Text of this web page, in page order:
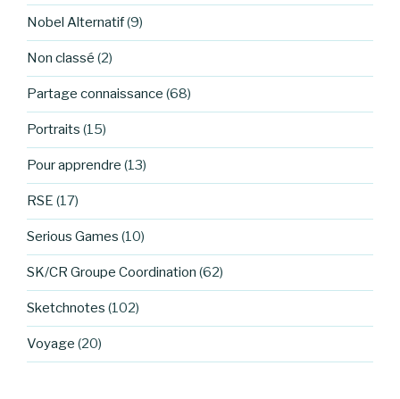
Nobel Alternatif(9)
Non classé (2)
Partage connaissance (68)
Portraits (15)
Pour apprendre (13)
RSE (17)
Serious Games (10)
SK/CR Groupe Coordination (62)
Sketchnotes (102)
Voyage (20)